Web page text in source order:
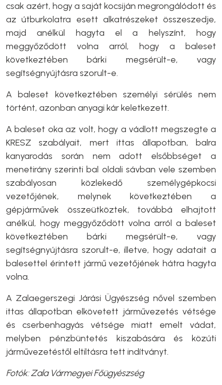
csak azért, hogy a saját kocsiján megrongálódott és
az útburkolatra esett alkatrészeket összeszedje,
majd anélkül hagyta el a helyszínt, hogy
meggyőződött volna arról, hogy a baleset
következtében bárki megsérült-e, vagy
segítségnyújtásra szorult-e.
A baleset következtében személyi sérülés nem
történt, azonban anyagi kár keletkezett.
A baleset oka az volt, hogy a vádlott megszegte a
KRESZ szabályait, mert ittas állapotban, balra
kanyarodás során nem adott elsőbbséget a
menetirány szerinti bal oldali sávban vele szemben
szabályosan közlekedő személygépkocsi
vezetőjének, melynek következtében a
gépjárművek összeütköztek, továbbá elhajtott
anélkül, hogy meggyőződött volna arról a baleset
következtében bárki megsérült-e, vagy
segítségnyújtásra szorult-e, illetve, hogy adatait a
balesettel érintett jármű vezetőjének hátra hagyta
volna.
A Zalaegerszegi Járási Ügyészség nővel szemben
ittas állapotban elkövetett járművezetés vétsége
és cserbenhagyás vétsége miatt emelt vádat,
melyben pénzbüntetés kiszabására és közúti
járművezetéstől eltiltásra tett indítványt.
Fotók: Zala Vármegyei Főügyészség